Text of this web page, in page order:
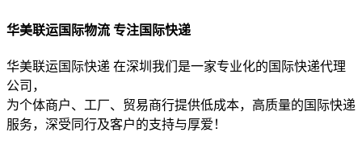
华美联运国际物流 专注国际快递
华美联运国际快递 在深圳我们是一家专业化的国际快递代理
公司，
为个体商户、工厂、贸易商行提供低成本，高质量的国际快递
服务，深受同行及客户的支持与厚爱！